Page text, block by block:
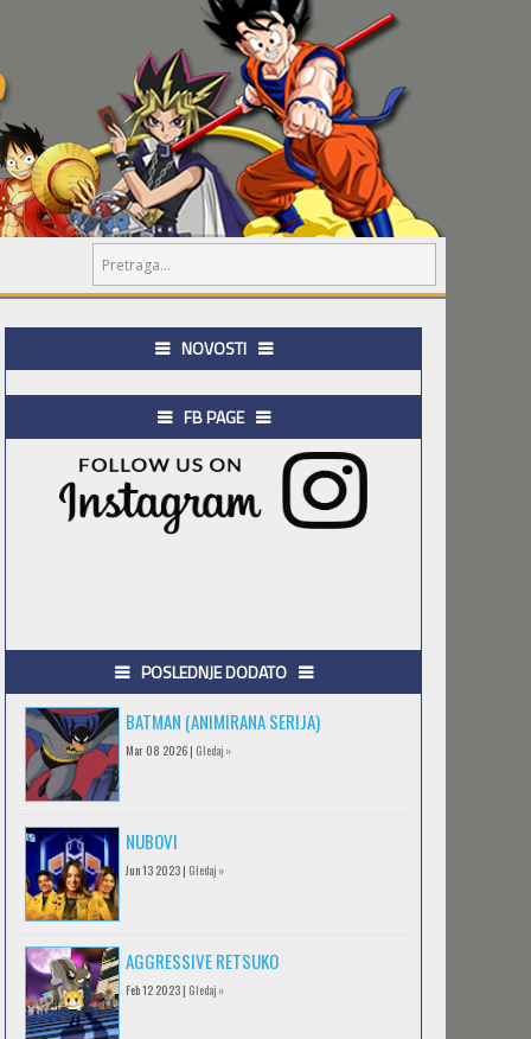
NOVOSTI
FB PAGE
POSLEDNJE DODATO
BATMAN (ANIMIRANA SERIJA)
Mar 08 2026 | Gledaj »
NUBOVI
Jun 13 2023 | Gledaj »
AGGRESSIVE RETSUKO
Feb 12 2023 | Gledaj »